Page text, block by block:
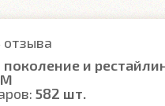
отзыва
поколение и
582 шт.